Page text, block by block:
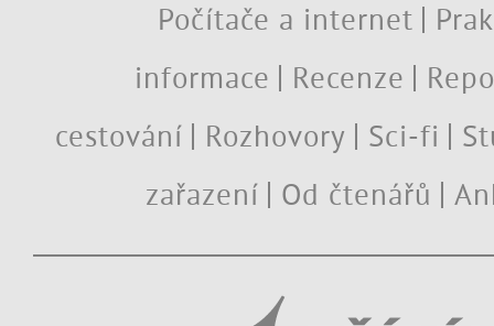
Počítače a internet
informace
Recenze
cestování
Rozhovory Sci-fi
zařazení
Od čtenářů